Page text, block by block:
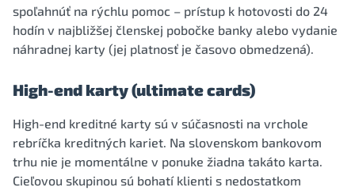
spoľahnúť na rýchlu pomoc – prístup k hotovosti do 24
hodín v najbližšej členskej pobočke banky alebo vydanie
náhradnej karty (jej platnosť je časovo obmedzená).
High-end karty (ultimate cards)
High-end kreditné karty sú v súčasnosti na vrchole
rebríčka kreditných kariet. Na slovenskom bankovom
trhu nie je momentálne v ponuke žiadna takáto karta.
Cieľovou skupinou sú bohatí klienti s nedostatkom